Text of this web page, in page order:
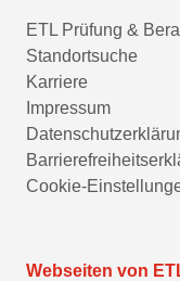
ETL Prüfung &
Standortsuche
Karriere
Impressum
Cookie-
Webseiten von